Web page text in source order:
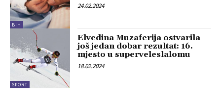
BIH
24.02.2024
SPORT
Elvedina Muzaferija ostvarila
još jedan dobar rezultat: 16.
mjesto u superveleslalomu
18.02.2024